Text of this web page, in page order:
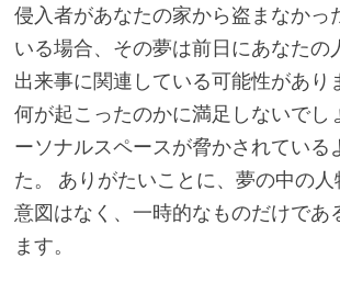
侵入者があなたの家から盗まなかっ
いる場合、その夢は前日にあなたの
出来事に関連している可能性があり
何が起こったのかに満足しないでし
ーソナルスペースが脅かされている
た。 ありがたいことに、夢の中の
意図はなく、一時的なものだけであ
ます。